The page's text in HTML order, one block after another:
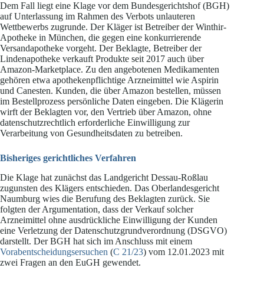
Dem Fall liegt eine Klage vor dem Bundesgerichtshof (BGH)
auf Unterlassung im Rahmen des Verbots unlauteren
Wettbewerbs zugrunde. Der Kläger ist Betreiber der Winthir-
Apotheke in München, die gegen eine konkurrierende
Versandapotheke vorgeht. Der Beklagte, Betreiber der
Lindenapotheke verkauft Produkte seit 2017 auch über
Amazon-Marketplace. Zu den angebotenen Medikamenten
gehören etwa apothekenpflichtige Arzneimittel wie Aspirin
und Canesten. Kunden, die über Amazon bestellen, müssen
im Bestellprozess persönliche Daten eingeben. Die Klägerin
wirft der Beklagten vor, den Vertrieb über Amazon, ohne
datenschutzrechtlich erforderliche Einwilligung zur
Verarbeitung von Gesundheitsdaten zu betreiben.
Bisheriges gerichtliches Verfahren
Die Klage hat zunächst das Landgericht Dessau-Roßlau
zugunsten des Klägers entschieden. Das Oberlandesgericht
Naumburg wies die Berufung des Beklagten zurück. Sie
folgten der Argumentation, dass der Verkauf solcher
Arzneimittel ohne ausdrückliche Einwilligung der Kunden
eine Verletzung der Datenschutzgrundverordnung (DSGVO)
darstellt. Der BGH hat sich im Anschluss mit einem
Vorabentscheidungsersuchen (C 21/23) vom 12.01.2023 mit
zwei Fragen an den EuGH gewendet.